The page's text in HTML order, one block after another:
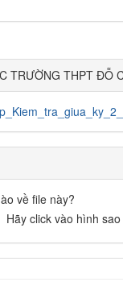
TRƯỜNG THPT ĐỖ
về file này?
Hãy click vào hình